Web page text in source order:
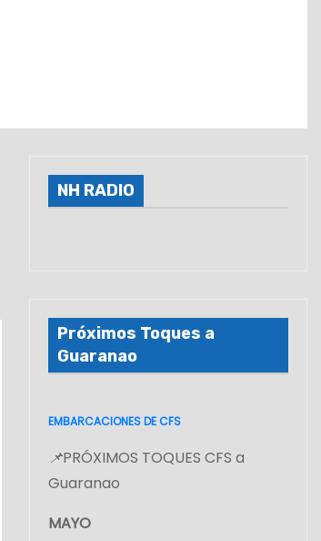
NH RADIO
Próximos Toques a
Guaranao
EMBARCACIONES DE CFS
📌PRÓXIMOS TOQUES CFS a
Guaranao
MAYO